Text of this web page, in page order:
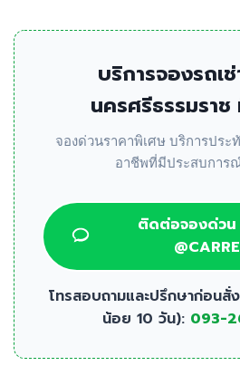
บริการจองรถเ
นครศรีธรรมราช
จองด่วนราคาพิเศษ บริการประ
อาชีพที่มีประสบการ
ติดต่อจองด่วน
โทรสอบถามและปรึกษาก่อนสั่
น้อย 10 วัน): 093-